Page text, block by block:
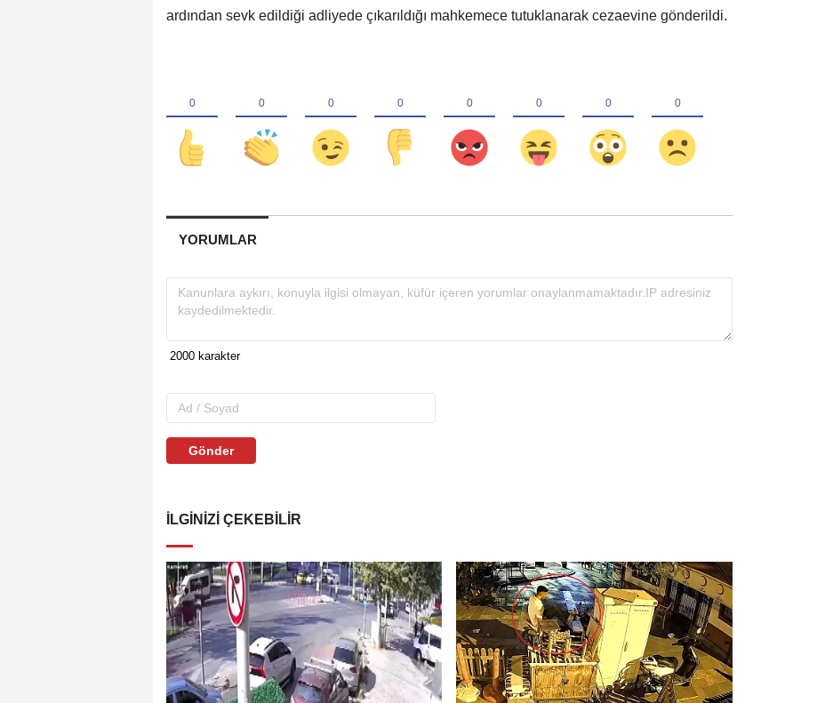
ardından sevk edildiği adliyede çıkarıldığı mahkemece tutuklanarak cezaevine gönderildi.
YORUMLAR
Gönder
İLGINIZI ÇEKEBILIR